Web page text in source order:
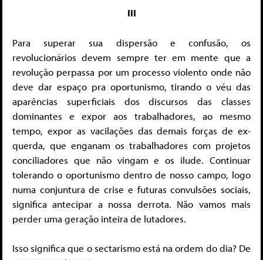
III
Para superar sua dispersão e confusão, os
revolucionários devem sempre ter em mente que a
revolução perpassa por um processo violento onde não
deve dar espaço pra oportunismo, tirando o véu das
aparências superficiais dos discursos das classes
dominantes e expor aos trabalhadores, ao mesmo
tempo, expor as vacilações das demais forças de ex-
querda, que enganam os trabalhadores com projetos
conciliadores que não vingam e os ilude. Continuar
tolerando o oportunismo dentro de nosso campo, logo
numa conjuntura de crise e futuras convulsões sociais,
significa antecipar a nossa derrota. Não vamos mais
perder uma geração inteira de lutadores.
Isso significa que o sectarismo está na ordem do dia? De